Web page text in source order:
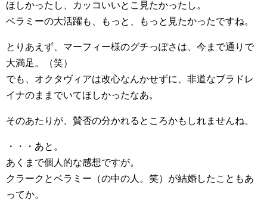
ほしかったし、カッコいいとこ見たかったし。
ベラミーの大活躍も、もっと、もっと見たかったですね。
とりあえず、マーフィー様のグチっぽさは、今まで通りで
大満足。（笑）
でも、オクタヴィアは改心なんかせずに、非道なブラドレ
イナのままでいてほしかったなあ。
そのあたりが、賛否の分かれるところかもしれませんね。
・・・あと。
あくまで個人的な感想ですが。
クラークとベラミー（の中の人。笑）が結婚したこともあ
ってか。